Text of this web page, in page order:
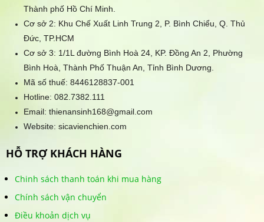
Thành phố Hồ Chí Minh.
Cơ sở 2: Khu Chế Xuất Linh Trung 2, P. Bình Chiểu, Q. Thủ
Đức, TP.HCM
Cơ sở 3: 1/1L đường Bình Hoà 24, KP. Đồng An 2, Phường
Bình Hoà, Thành Phố Thuận An, Tỉnh Bình Dương.
Mã số thuế: 8446128837-001
Hotline: 082.7382.111
Email: thienansinh168@gmail.com
Website: sicavienchien.com
HỖ TRỢ KHÁCH HÀNG
Chinh sách thanh toán khi mua hàng
Chính sách vận chuyển
Điều khoản dịch vụ